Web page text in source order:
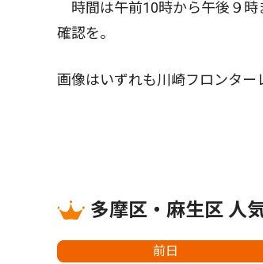
時間は午前10時から午後９時
確認を。
画像はいずれも川崎フロンター
多摩区・麻生区 人
前日